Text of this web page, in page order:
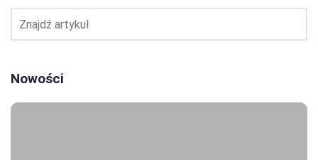
Nowości